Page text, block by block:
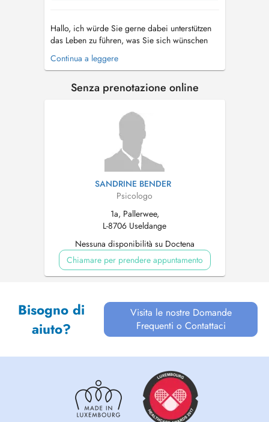
Hallo, ich würde Sie gerne dabei unterstützen
das Leben zu führen, was Sie sich wünschen
und auch verdienen. Als Psychologische
Psychotherapeutin kenne ich viele verschiedene
gerne vermitteln möchte. Gerne unterstütze ich
Continua a leggere
Senza prenotazione online
SANDRINE BENDER
Psicologo
1a, Pallerwee,
L-8706 Useldange
Nessuna disponibilità su Doctena
Chiamare per prendere appuntamento
Bisogno di
aiuto?
Visita le nostre Domande
Frequenti o Contattaci